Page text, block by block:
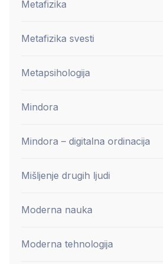
Metafizika
Metafizika svesti
Metapsihologija
Mindora
Mindora – digitalna ordinacija
Mišljenje drugih ljudi
Moderna nauka
Moderna tehnologija